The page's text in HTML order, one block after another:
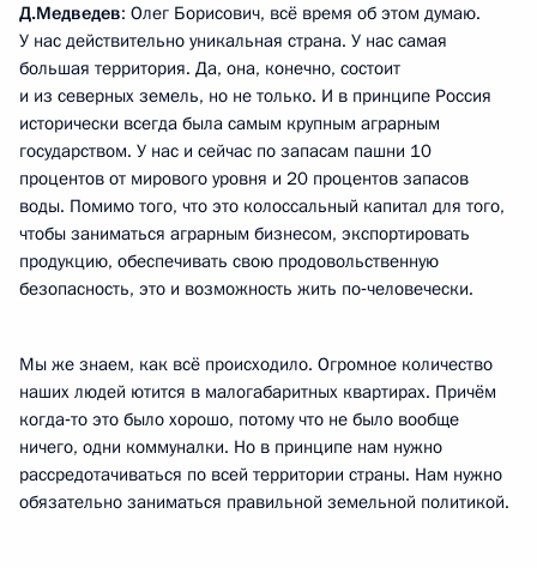
Д.Медведев: Олег Борисович, всё время об этом думаю.
У нас действительно уникальная страна. У нас самая
большая территория. Да, она, конечно, состоит
и из северных земель, но не только. И в принципе Россия
исторически всегда была самым крупным аграрным
государством. У нас и сейчас по запасам пашни 10
процентов от мирового уровня и 20 процентов запасов
воды. Помимо того, что это колоссальный капитал для того,
чтобы заниматься аграрным бизнесом, экспортировать
продукцию, обеспечивать свою продовольственную
безопасность, это и возможность жить по‑человечески.
Мы же знаем, как всё происходило. Огромное количество
наших людей ютится в малогабаритных квартирах. Причём
когда‑то это было хорошо, потому что не было вообще
ничего, одни коммуналки. Но в принципе нам нужно
рассредотачиваться по всей территории страны. Нам нужно
обязательно заниматься правильной земельной политикой.